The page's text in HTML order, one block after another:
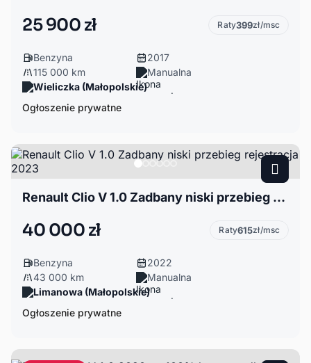
25 900 zł Raty399zł/msc
Benzyna
2017
115 000 km
Manualna
Wieliczka (Małopolskie)
Ogłoszenie prywatne
Renault Clio V 1.0 Zadbany niski przebieg rejestracja 2023
40 000 zł Raty615zł/msc
Benzyna
2022
43 000 km
Manualna
Limanowa (Małopolskie)
Ogłoszenie prywatne